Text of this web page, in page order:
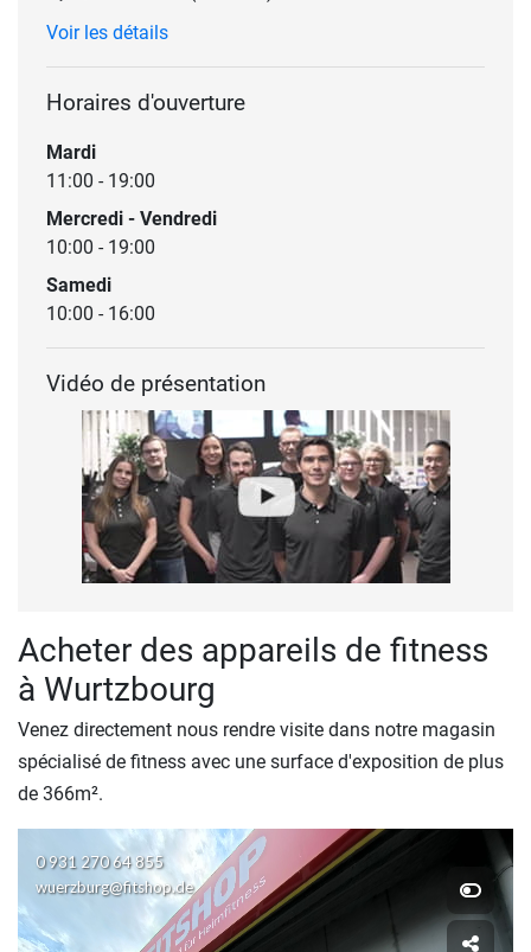
Voir les détails
Horaires d'ouverture
Mardi
11:00 - 19:00
Mercredi - Vendredi
10:00 - 19:00
Samedi
10:00 - 16:00
Vidéo de présentation
Acheter des appareils de fitness
à Wurtzbourg
Venez directement nous rendre visite dans notre magasin
spécialisé de fitness avec une surface d'exposition de plus
de 366m².